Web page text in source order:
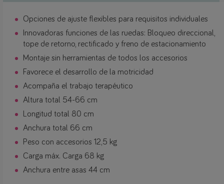
Opciones de ajuste flexibles para requisitos individuales
Innovadoras funciones de las ruedas: Bloqueo direccional,
tope de retorno, rectificado y freno de estacionamiento
Montaje sin herramientas de todos los accesorios
Favorece el desarrollo de la motricidad
Acompaña el trabajo terapéutico
Altura total 54-66 cm
Longitud total 80 cm
Anchura total 66 cm
Peso con accesorios 12,5 kg
Carga máx. Carga 68 kg
Anchura entre asas 44 cm